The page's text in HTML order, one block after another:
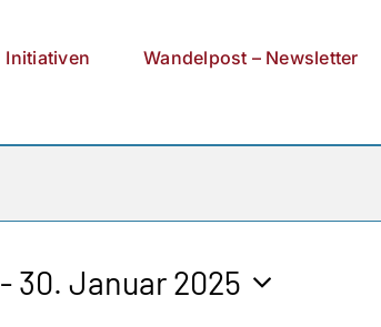
Initiativen Wandelpost – Newsletter
- 30. Januar 2025